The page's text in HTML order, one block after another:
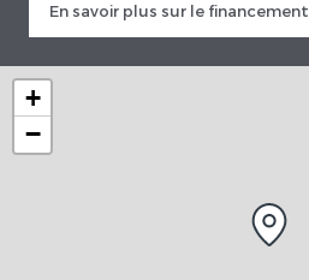
En savoir plus sur le financement
+
−